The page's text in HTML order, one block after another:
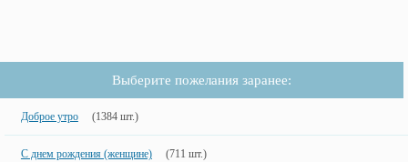
Выберите пожелания заранее:
Доброе утро (1384 шт.)
С днем рождения (женщине) (711 шт.)